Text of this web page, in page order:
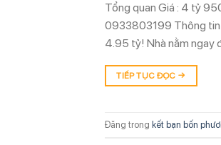
Tổng quan Giá : 4 tỷ
0933803199 Thông tin
4.95 tỷ! Nhà nằm ngay
TIẾP TỤC ĐỌC →
Đăng trong kết bạn bốn